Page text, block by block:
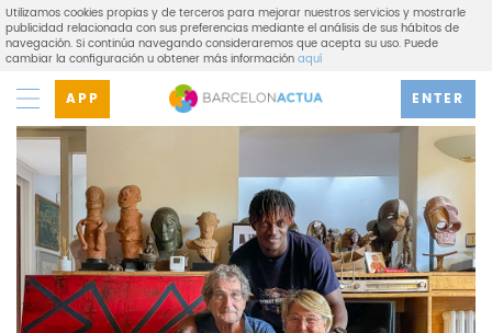
Utilizamos cookies propias y de terceros para mejorar nuestros servicios y mostrarle
publicidad relacionada con sus preferencias mediante el análisis de sus hábitos de
navegación. Si continúa navegando consideraremos que acepta su uso. Puede
cambiar la configuración u obtener más informaciónaquí
APP ENTER